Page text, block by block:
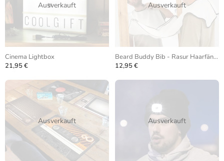
Ausverkauft
Cinema Lightbox
21,95 €
Ausverkauft
Beard Buddy Bib - Rasur Haarfänger
12,95 €
Ausverkauft Ausverkauft